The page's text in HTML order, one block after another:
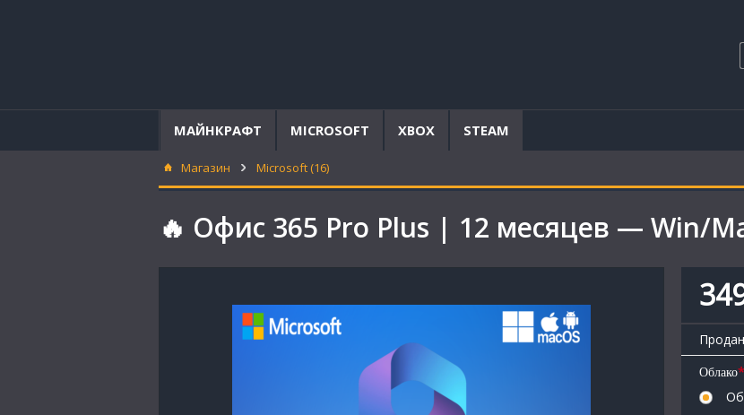
МАЙНКРАФТ MICROSOFT XBOX STEAM
Магазин Microsoft (16)
🔥 Офис 365 Pro Plus | 12 месяцев — Win/
Облако*